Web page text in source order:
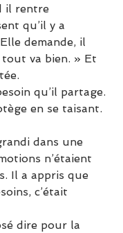
il rentre
qu’il y a
demande, il
va bien. » Et
qu’il partage.
en se taisant.
dans une
n’étaient
Il a appris que
c’était
dire pour la